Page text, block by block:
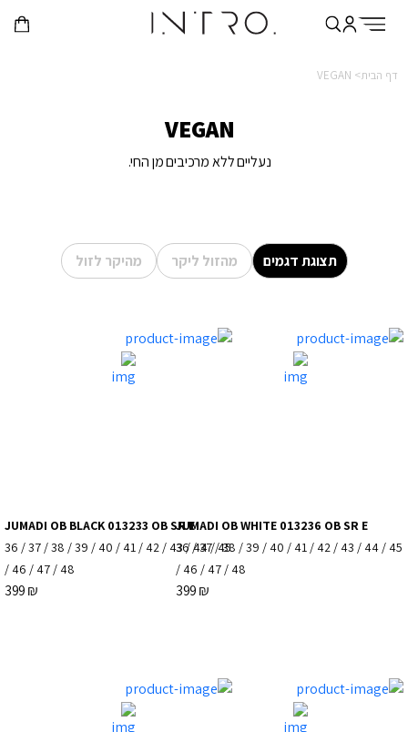
דף הבית> VEGAN
VEGAN
נעליים ללא מרכיבים מן החי.
תצוגת דגמים מהזול ליקר מהיקר לזול
JUMADI OB WHITE 013236 OB SR E
36/37/38 /39 / 40 / 41 / 42 / 43 / 44 / 45
/ 46 / 47 / 48
399₪
JUMADI OB BLACK 013233 OB SR E
36 /37/38 /39 / 40 / 41/ 42/ 43/44/45
/ 46 / 47/ 48
399₪